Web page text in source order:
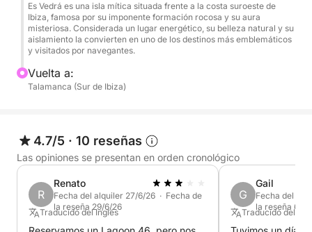
Tercera parada: Reserva Natural de Parc de Cala
d’Hort
Nuestra siguiente parada será en la Reserva Natural
de Parc de Cala d’Hort, un espacio protegido que
ofrece vistas espectaculares a las islas de Es Vedrà
vegetación impresionante. Es el lugar perfecto para
disfrutar de la paz del mar y la naturaleza.
Almuerzo en Cala d’Hort
A la hora del almuerzo, tendrás dos opciones para
disfrutar de una deliciosa comida:
Es Vedrá es una isla mítica situada frente a la costa suroeste de
Ibiza, famosa por su imponente formación rocosa y su aura
misteriosa. Considerada un lugar energético, su belleza natural y su
aislamiento la convierten en uno de los destinos más emblemáticos
y visitados por navegantes.
Vuelta a:
Talamanca (Sur de Ibiza)
4.7/5 · 10 reseñas
Las opiniones se presentan en orden cronológico
R
Renato
Fecha del alquiler 27/6/26 · Fecha de
la reseña 29/6/26
Traducido del Inglés
G
Gail
Fecha del
la reseña 6/7/
Traducido del